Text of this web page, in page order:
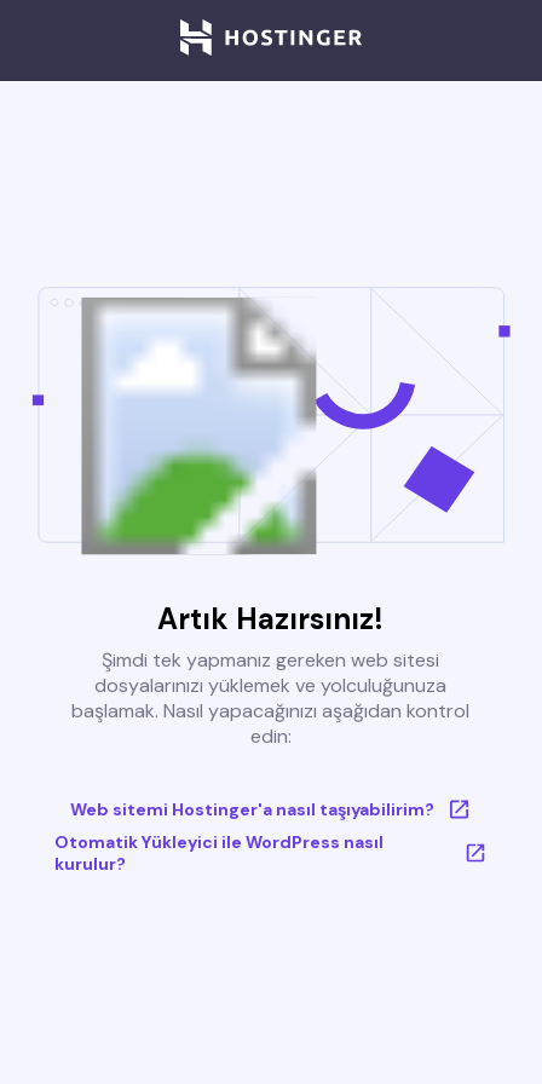
Artık Hazırsınız!
Şimdi tek yapmanız gereken web sitesi
dosyalarınızı yüklemek ve yolculuğunuza
başlamak. Nasıl yapacağınızı aşağıdan kontrol
edin:
Web sitemi Hostinger'a nasıl taşıyabilirim?
Otomatik Yükleyici ile WordPress nasıl
kurulur?